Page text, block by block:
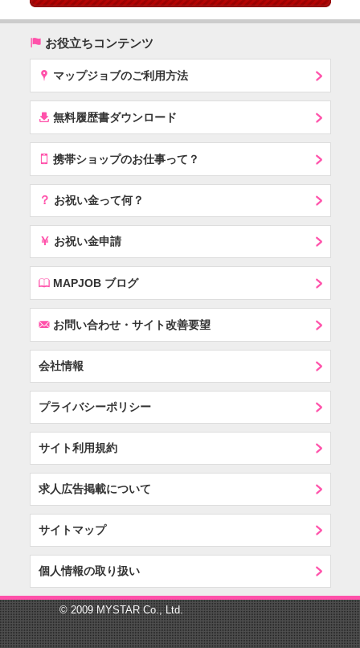
( お役立ちコンテンツ
x マップジョブのご利用方法
í 無料履歴書ダウンロード
T 携帯ショップのお仕事って？
？ お祝い金って何？
￥ お祝い金申請
EMAPJOB ブログ
Fお問い合わせ・サイト改善要望
会社情報
プライバシーポリシー
サイト利用規約
求人広告掲載について
サイトマップ
個人情報の取り扱い
© 2009 MYSTAR Co., Ltd.